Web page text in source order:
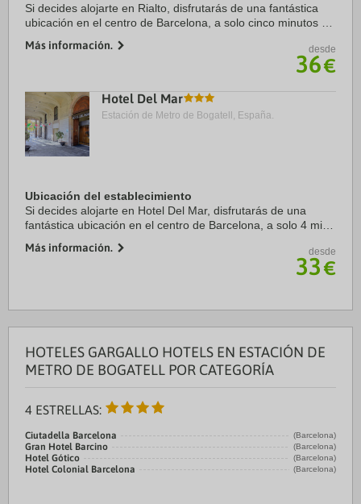
Si decides alojarte en Rialto, disfrutarás de una fantástica
ubicación en el centro de Barcelona, a solo cinco minutos a
hotel se encuentra a 0,9 km ...
Más información. desde
36€
Hotel Del Mar
Estación de Metro de Bogatell, España.
Ubicación del establecimiento
Si decides alojarte en Hotel Del Mar, disfrutarás de una
fantástica ubicación en el centro de Barcelona, a solo 4 min
Además, este hotel se ...
Más información. desde
33€
HOTELES GARGALLO HOTELS EN ESTACIÓN DE
METRO DE BOGATELL POR CATEGORÍA
4 ESTRELLAS:
Ciutadella Barcelona (Barcelona)
Gran Hotel Barcino (Barcelona)
Hotel Gótico (Barcelona)
Hotel Colonial Barcelona (Barcelona)